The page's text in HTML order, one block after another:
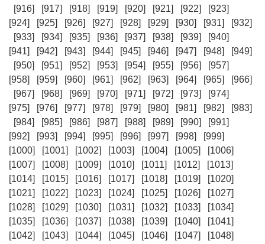
[916] [917] [918] [919] [920] [921] [922]
[923]
[924]
[925] [926] [927] [928] [929] [930] [931]
[932]
[933]
[934] [935] [936] [937] [938] [939]
[940]
[941]
[942] [943] [944] [945] [946] [947] [948]
[949]
[950]
[951] [952] [953] [954] [955] [956]
[957]
[958]
[959] [960] [961] [962] [963] [964] [965]
[966]
[967]
[968] [969] [970] [971] [972] [973]
[974]
[975]
[976] [977] [978] [979] [980] [981] [982]
[983]
[984]
[985] [986] [987] [988] [989] [990]
[991]
[992]
[993] [994] [995] [996] [997] [998]
[999]
[1000]
[1001] [1002] [1003] [1004] [1005]
[1006]
[1007]
[1008] [1009] [1010] [1011] [1012]
[1013]
[1014]
[1015] [1016] [1017] [1018] [1019]
[1020]
[1021]
[1022] [1023] [1024] [1025] [1026]
[1027]
[1028]
[1029] [1030] [1031] [1032] [1033]
[1034]
[1035]
[1036] [1037] [1038] [1039] [1040]
[1041]
[1042]
[1043] [1044] [1045] [1046] [1047]
[1048]